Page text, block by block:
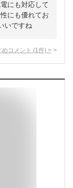
にも対応して
にも優れてお
いですね
コメント (1 件) >